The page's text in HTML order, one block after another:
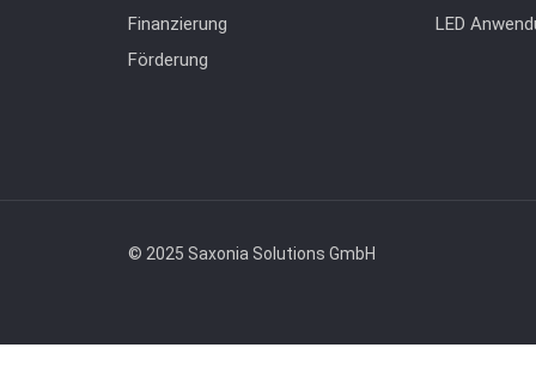
Finanzierung
Förderung
LED
© 2025 Saxonia Solutions GmbH